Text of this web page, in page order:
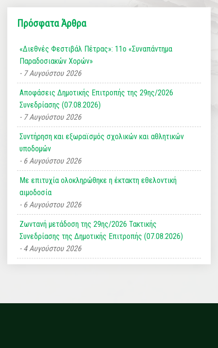
Πρόσφατα Άρθρα
«Διεθνές Φεστιβάλ Πέτρας»: 11ο «Συναπάντημα
Παραδοσιακών Χορών»
7 Αυγούστου 2026
Αποφάσεις Δημοτικής Επιτροπής της 29ης/2026
Συνεδρίασης (07.08.2026)
7 Αυγούστου 2026
Συντήρηση και εξωραϊσμός σχολικών και αθλητικών
υποδομών
6 Αυγούστου 2026
Με επιτυχία ολοκληρώθηκε η έκτακτη εθελοντική
αιμοδοσία
6 Αυγούστου 2026
Ζωντανή μετάδοση της 29ης/2026 Τακτικής
Συνεδρίασης της Δημοτικής Επιτροπής (07.08.2026)
4 Αυγούστου 2026